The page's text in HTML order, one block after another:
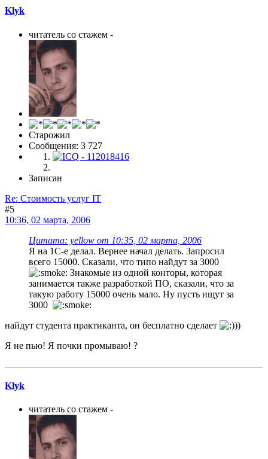
Klyk
читатель со стажем -
Старожил
Сообщения: 3 727
Записан
Re: Стоимость услуг IT
#5
10:36, 02 марта, 2006
Цитата: yellow от 10:35, 02 марта, 2006
Я на 1С-е делал. Вернее начал делать. Запросил
всего 15000. Сказали, что типо найдут за 3000
Знакомые из одной конторы, которая
занимается также разработкой ПО, сказали, что за
такую работу 15000 очень мало. Ну пусть ищут за
3000
найдут студента практиканта, он бесплатно сделает
))
Я не пью! Я почки промываю! ?
Klyk
читатель со стажем -